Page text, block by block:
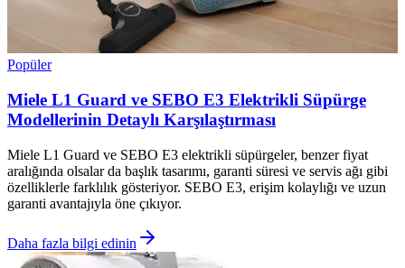
Popüler
Miele L1 Guard ve SEBO E3 Elektrikli Süpürge
Modellerinin Detaylı Karşılaştırması
Miele L1 Guard ve SEBO E3 elektrikli süpürgeler, benzer fiyat
aralığında olsalar da başlık tasarımı, garanti süresi ve servis ağı gibi
özelliklerle farklılık gösteriyor. SEBO E3, erişim kolaylığı ve uzun
garanti avantajıyla öne çıkıyor.
Daha fazla bilgi edinin